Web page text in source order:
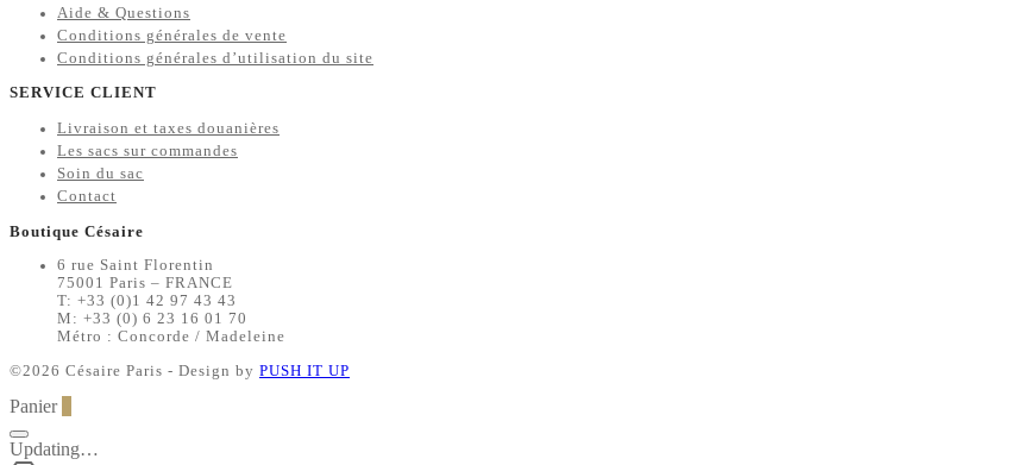
Aide & Questions
Conditions générales de vente
Conditions générales d’utilisation du site
SERVICE CLIENT
Livraison et taxes douanières
Les sacs sur commandes
Soin du sac
Contact
Boutique Césaire
6 rue Saint Florentin
75001 Paris – FRANCE
T: +33 (0)1 42 97 43 43
M: +33 (0) 6 23 16 01 70
Métro : Concorde / Madeleine
©2026 Césaire Paris - Design by PUSH IT UP
Panier
Updating…